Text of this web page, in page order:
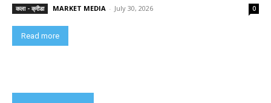
कला - क्रीडा MARKET MEDIA - July 30, 2026 0
Read more